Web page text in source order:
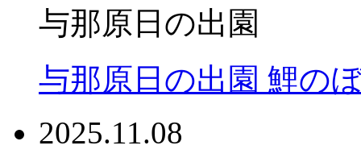
与那原日の出園
与那原日の出園 鯉の
2025.11.08